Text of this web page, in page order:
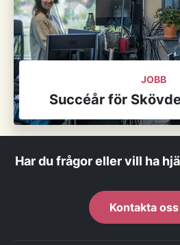
JOBB
Succéår för
Har du frågor eller vill ha
Kontakta oss